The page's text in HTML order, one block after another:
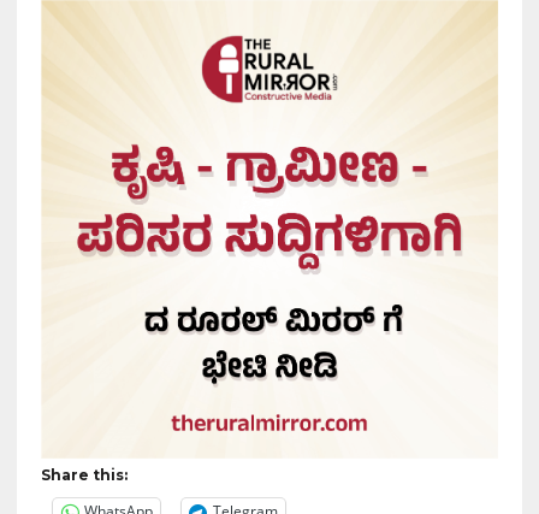
Share this: